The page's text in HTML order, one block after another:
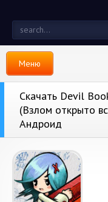
Меню
Скачать Devil
(Взлом открыто
Андроид